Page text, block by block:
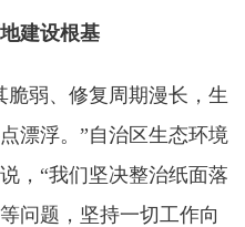
建设根基
弱、修复周期漫长，生
漂浮。”自治区生态环境
，“我们坚决整治纸面落
问题，坚持一切工作向